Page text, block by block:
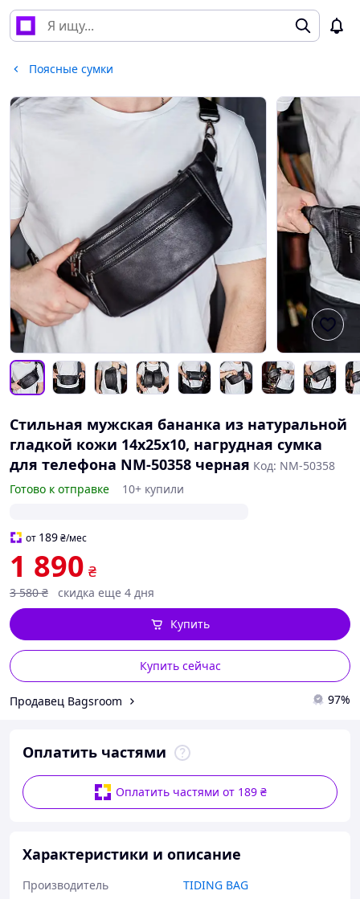
Поясные сумки
Стильная мужская бананка из натуральной
гладкой кожи 14х25х10, нагрудная сумка
для телефона NM-50358 черная Код: NM-50358
Готово к отправке
10+ купили
от 189₴/мес
1 890 ₴
3 580 ₴ скидка еще 4 дня
Купить сейчас
Купить
Продавец Bagsroom 97%
Оплатить частями
Оплатить частями от 189 ₴
Характеристики и описание
Производитель
TIDING BAG